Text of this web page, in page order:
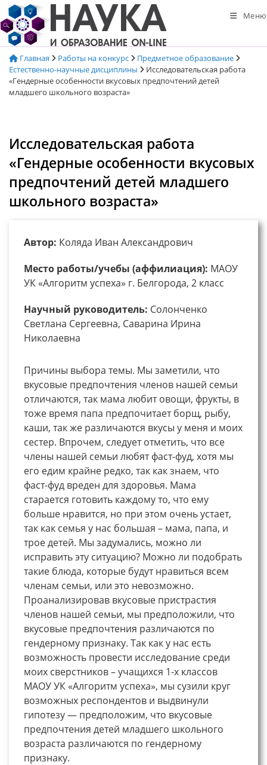
Перейти
к
содержимому
Меню
Главная Работы на конкурс
Предметное образование
Естественно-научные дисциплины
Исследовательская работа
«Гендерные особенности вкусовых предпочтений детей
младшего школьного возраста»
Исследовательская работа
«Гендерные особенности вкусовых
предпочтений детей младшего
школьного возраста»
Автор: Коляда Иван Александрович
Место работы/учебы (аффилиация): МАОУ
УК «Алгоритм успеха» г. Белгорода, 2 класс
Научный руководитель: Солонченко
Светлана Сергеевна, Саварина Ирина
Николаевна
Причины выбора темы. Мы заметили, что
вкусовые предпочтения членов нашей семьи
отличаются, так мама любит овощи, фрукты, в
тоже время папа предпочитает борщ, рыбу,
каши, так же различаются вкусы у меня и моих
сестер. Впрочем, следует отметить, что все
члены нашей семьи любят фаст-фуд, хотя мы
его едим крайне редко, так как знаем, что
фаст-фуд вреден для здоровья. Мама
старается готовить каждому то, что ему
больше нравится, но при этом очень устает,
так как семья у нас большая – мама, папа, и
трое детей. Мы задумались, можно ли
исправить эту ситуацию? Можно ли подобрать
такие блюда, которые будут нравиться всем
членам семьи, или это невозможно.
Проанализировав вкусовые пристрастия
членов нашей семьи, мы предположили, что
вкусовые предпочтения различаются по
гендерному признаку. Так как у нас есть
возможность провести исследование среди
моих сверстников – учащихся 1-х классов
МАОУ УК «Алгоритм успеха», мы сузили круг
возможных респондентов и выдвинули
гипотезу — предположим, что вкусовые
предпочтения детей младшего школьного
возраста различаются по гендерному
признаку.